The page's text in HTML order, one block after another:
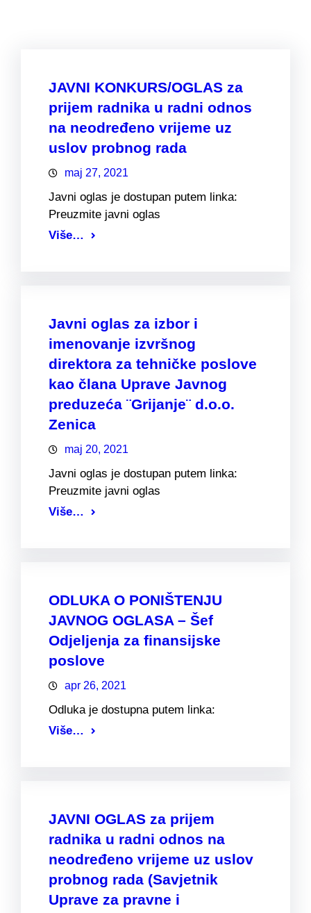
JAVNI KONKURS/OGLAS za
prijem radnika u radni odnos
na neodređeno vrijeme uz
uslov probnog rada
maj 27, 2021
Javni oglas je dostupan putem linka:
Preuzmite javni oglas
Više…
Javni oglas za izbor i
imenovanje izvršnog
direktora za tehničke poslove
kao člana Uprave Javnog
preduzeća ¨Grijanje¨ d.o.o.
Zenica
maj 20, 2021
Javni oglas je dostupan putem linka:
Preuzmite javni oglas
Više…
ODLUKA O PONIŠTENJU
JAVNOG OGLASA – Šef
Odjeljenja za finansijske
poslove
apr 26, 2021
Odluka je dostupna putem linka:
Više…
JAVNI OGLAS za prijem
radnika u radni odnos na
neodređeno vrijeme uz uslov
probnog rada (Savjetnik
Uprave za pravne i